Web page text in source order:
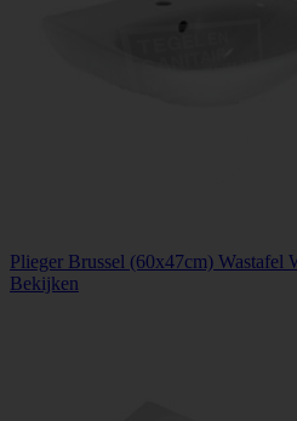
Plieger Brussel (60x47cm) Wastafel
Bekijken